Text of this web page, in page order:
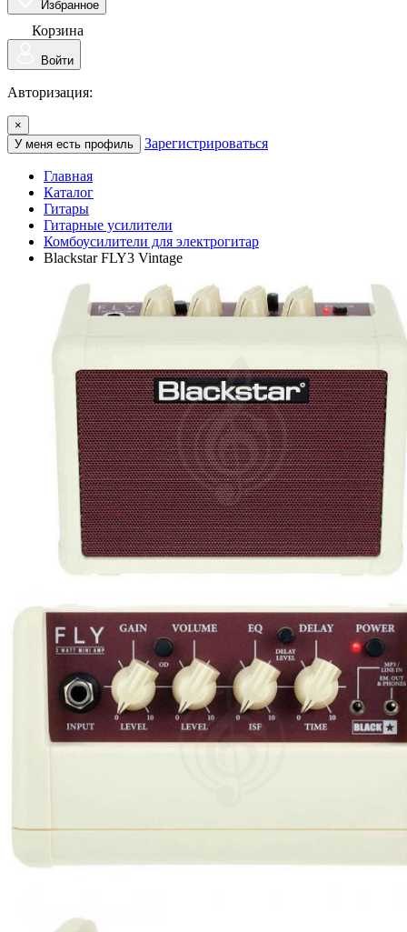
Избранное
Корзина
Войти
Авторизация:
×
У меня есть профиль
Зарегистрироваться
Главная
Каталог
Гитары
Гитарные усилители
Комбоусилители для электрогитар
Blackstar FLY3 Vintage